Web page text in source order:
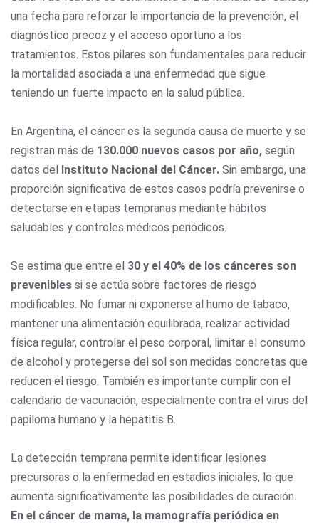
una fecha para reforzar la importancia de la prevención, el
diagnóstico precoz y el acceso oportuno a los
tratamientos. Estos pilares son fundamentales para reducir
la mortalidad asociada a una enfermedad que sigue
teniendo un fuerte impacto en la salud pública.
En Argentina, el cáncer es la segunda causa de muerte y se
registran más de 130.000 nuevos casos por año, según
datos del Instituto Nacional del Cáncer. Sin embargo, una
proporción significativa de estos casos podría prevenirse o
detectarse en etapas tempranas mediante hábitos
saludables y controles médicos periódicos.
Se estima que entre el 30 y el 40% de los cánceres son
prevenibles si se actúa sobre factores de riesgo
modificables. No fumar ni exponerse al humo de tabaco,
mantener una alimentación equilibrada, realizar actividad
física regular, controlar el peso corporal, limitar el consumo
de alcohol y protegerse del sol son medidas concretas que
reducen el riesgo. También es importante cumplir con el
calendario de vacunación, especialmente contra el virus del
papiloma humano y la hepatitis B.
La detección temprana permite identificar lesiones
precursoras o la enfermedad en estadios iniciales, lo que
aumenta significativamente las posibilidades de curación.
En el cáncer de mama, la mamografía periódica en